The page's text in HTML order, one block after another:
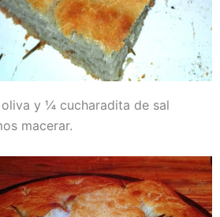
y ¼ cucharadita de sal
macerar.